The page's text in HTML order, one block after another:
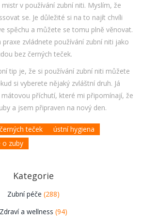
v používání zubní niti. Myslím, že
se. Je důležité si na to najít chvíli
spěchu a můžete se tomu plně věnovat.
zvládnete používání zubní niti jako
bez černých teček.
tip je, že si používání zubní niti můžete
si vyberete nějaký zvláštní druh. Já
příchutí, které mi připomínají, že
a jsem připraven na nový den.
teček
ústní hygiena
o zuby
Kategorie
Zubní péče (288)
Zdraví a wellness (94)